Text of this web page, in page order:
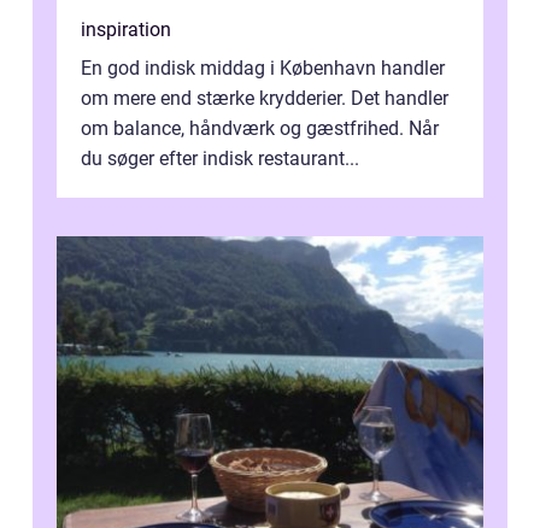
inspiration
En god indisk middag i København handler
om mere end stærke krydderier. Det handler
om balance, håndværk og gæstfrihed. Når
du søger efter indisk restaurant...